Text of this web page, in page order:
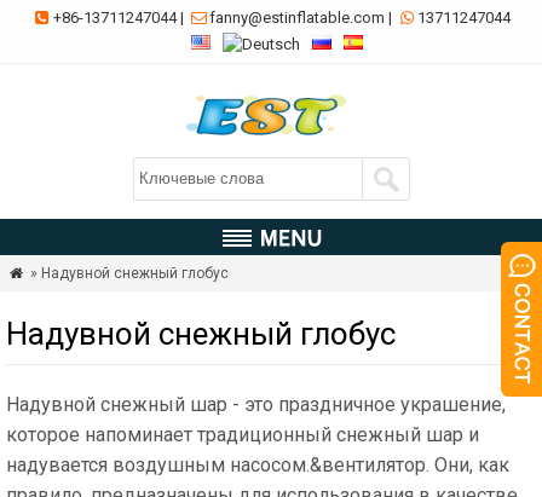
 +86-13711247044| fanny@estinflatable.com |  13711247044
 » Надувной снежный глобус
Надувной снежный глобус
Надувной снежный шар - это праздничное украшение,
которое напоминает традиционный снежный шар и
надувается воздушным насосом.&вентилятор. Они, как